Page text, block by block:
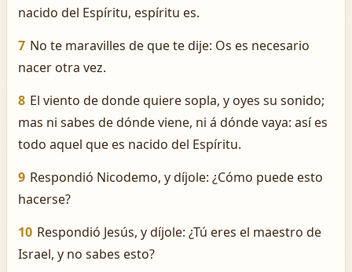
nacido del Espíritu, espíritu es.
7 No te maravilles de que te dije: Os es necesario
nacer otra vez.
8 El viento de donde quiere sopla, y oyes su sonido;
mas ni sabes de dónde viene, ni á dónde vaya: así es
todo aquel que es nacido del Espíritu.
9 Respondió Nicodemo, y díjole: ¿Cómo puede esto
hacerse?
10 Respondió Jesús, y díjole: ¿Tú eres el maestro de
Israel, y no sabes esto?